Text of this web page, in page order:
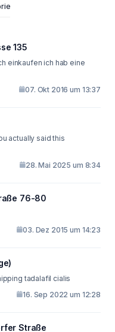
135
einkaufen ich hab eine
07. Okt 2016 um 13:37
actually said this
28. Mai 2025 um 8:34
76-80
03. Dez 2015 um 14:23
tadalafil cialis
16. Sep 2022 um 12:28
Straße